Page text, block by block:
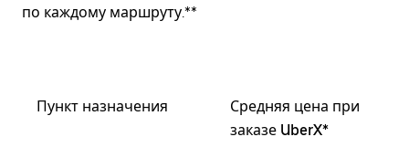
по каждому маршруту.**
Пункт назначения
Средняя цена при
заказе UberX*